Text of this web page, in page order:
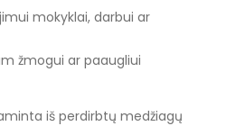
mokyklai, darbui ar
žmogui ar paaugliui
iš perdirbtų medžiagų